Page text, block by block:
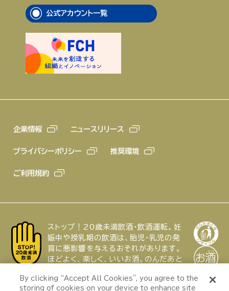
特集
キンキンの氷点下生
公式アカウント一覧
企業情報 ニュースリリース
プライバシーポリシー 推奨環境
ご利用規約
ストップ！20歳未満飲酒・飲酒運転。妊
娠中や授乳期の飲酒は、胎児・乳児の発
育に悪影響を与えるおそれがあります。
ほどよく、楽しく、いいお酒。のんだあと
By clicking “Accept All Cookies”, you agree to the
storing of cookies on your device to enhance site